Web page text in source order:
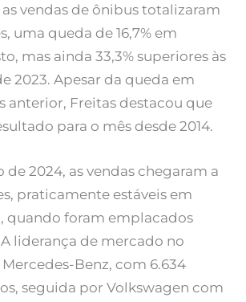
vendas de ônibus totalizaram
uma queda de 16,7% em
mas ainda 33,3% superiores às
2023. Apesar da queda em
anterior, Freitas destacou que
para o mês desde 2014.
de 2024, as vendas chegaram a
praticamente estáveis em
quando foram emplacados
A liderança de mercado no
Benz, com 6.634
seguida por Volkswagen com